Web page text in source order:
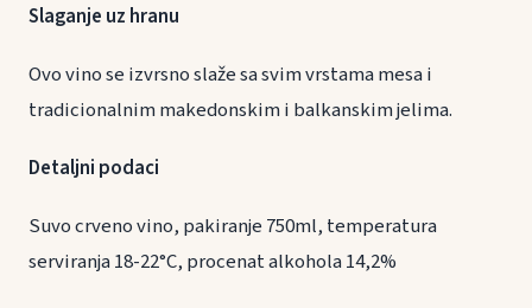
Slaganje uz hranu
Ovo vino se izvrsno slaže sa svim vrstama mesa i
tradicionalnim makedonskim i balkanskim jelima.
Detaljni podaci
Suvo crveno vino, pakiranje 750ml, temperatura
serviranja 18-22°C, procenat alkohola 14,2%